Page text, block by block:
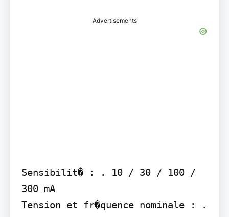
Advertisements
Sensibilit� : . 10 / 30 / 100 /
300 mA
Tension et fr�quence nominale : .